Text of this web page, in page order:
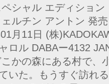
シャル エディショ
ルチン アントン 発
月11日 (株
ロル DABAー4132
かの森にある村で、
いた。もうすぐ訪れ